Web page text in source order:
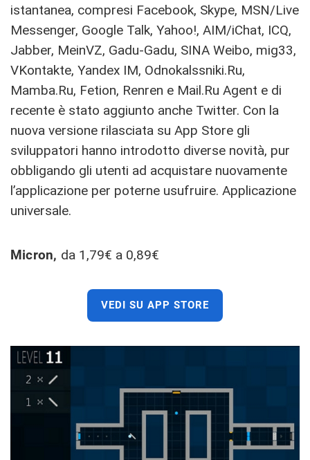
istantanea, compresi Facebook, Skype, MSN/Live
Messenger, Google Talk, Yahoo!, AIM/iChat, ICQ,
Jabber, MeinVZ, Gadu-Gadu, SINA Weibo, mig33,
VKontakte, Yandex IM, Odnokalssniki.Ru,
Mamba.Ru, Fetion, Renren e Mail.Ru Agent e di
recente è stato aggiunto anche Twitter. Con la
nuova versione rilasciata su App Store gli
sviluppatori hanno introdotto diverse novità, pur
obbligando gli utenti ad acquistare nuovamente
l’applicazione per poterne usufruire. Applicazione
universale.
Micron, da 1,79€ a 0,89€
VEDI SU APP STORE